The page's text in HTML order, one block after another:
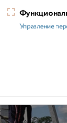
Управление